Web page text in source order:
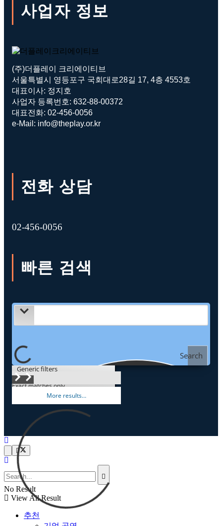
사업자 정보
(주)더플레이 크리에이티브
서울특별시 영등포구 국회대로28길 17, 4층 4553호
대표이사: 정지호
사업자 등록번호: 632-88-00372
대표전화: 02-456-0056
e-Mail: info@theplay.or.kr
전화 상담
02-456-0056
빠른 검색
Search
More results…
Generic filters
Exact matches only
No Result
View All Result
추천